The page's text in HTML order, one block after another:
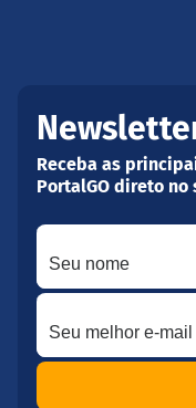
Receba as
PortalGO direto no
Seu nome
Seu melhor e-mail